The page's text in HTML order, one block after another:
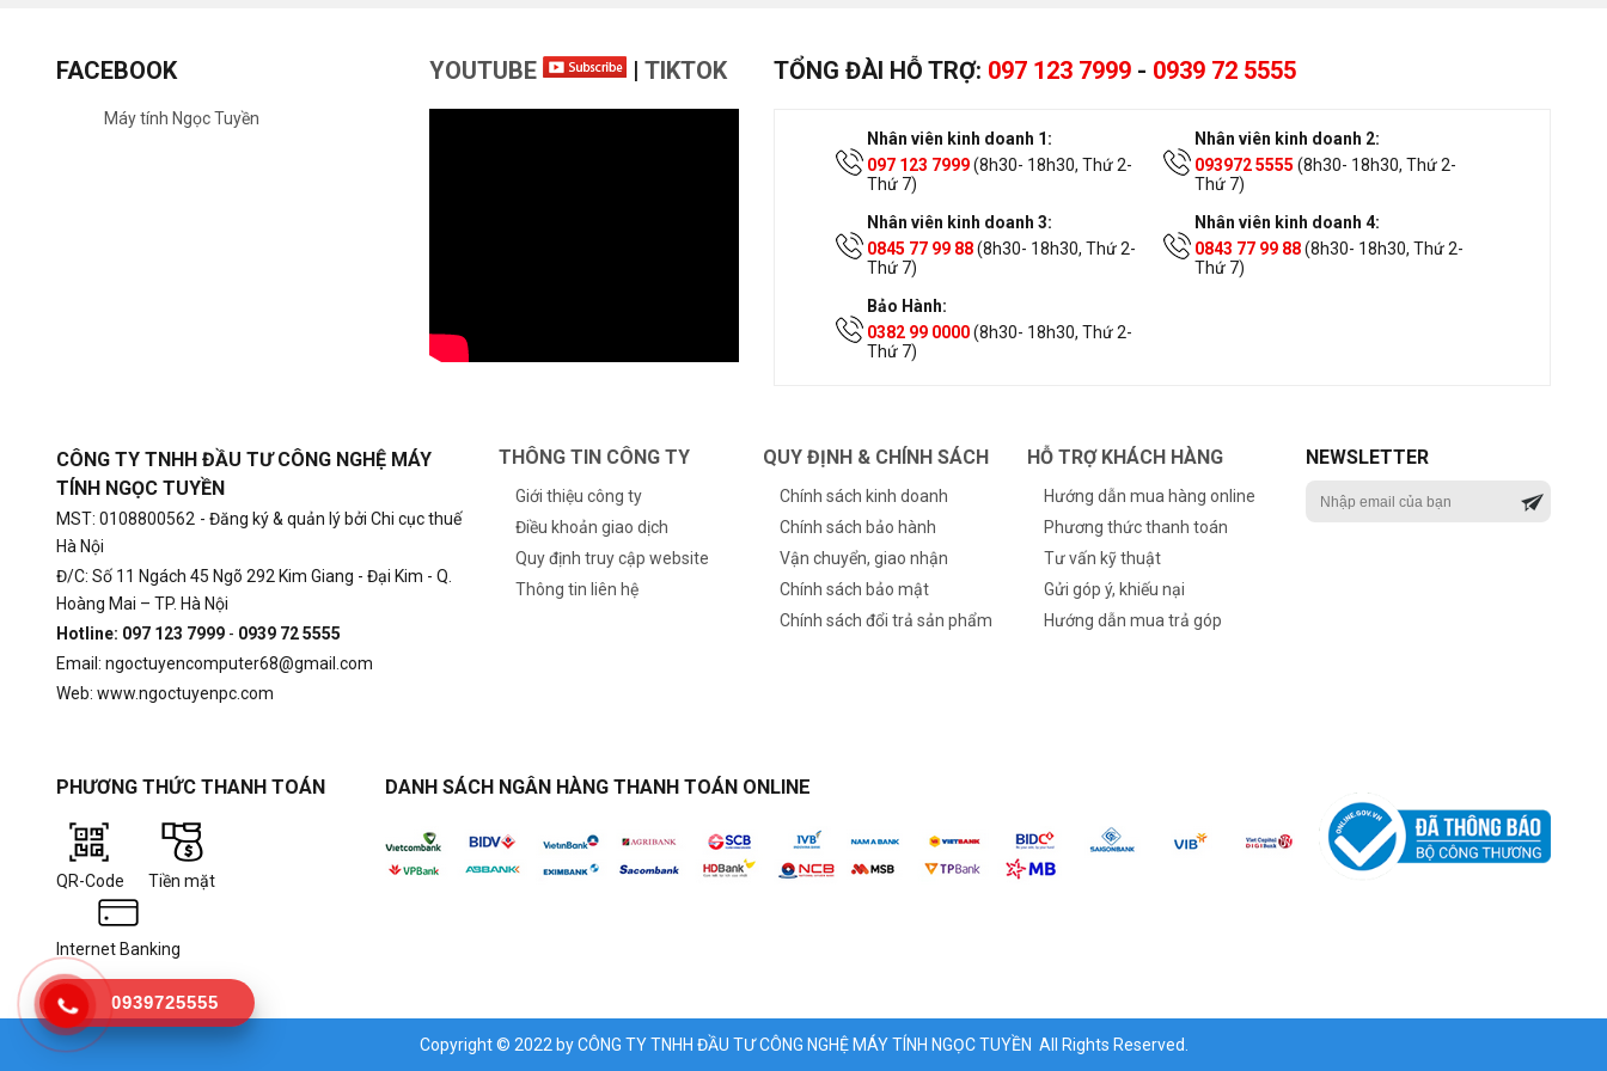
FACEBOOK
Máy tính Ngọc Tuyền
YOUTUBE | TIKTOK TỔNG ĐÀI HỖ TRỢ: 097 123 7999 - 0939 72 5555
Nhân viên kinh doanh 1:
097 123 7999(8h30- 18h30, Thứ 2-
Thứ 7)
Nhân viên kinh doanh 2:
093972 5555 (8h30- 18h30, Thứ 2-
Thứ 7)
Nhân viên kinh doanh 3:
0845 77 99 88(8h30- 18h30, Thứ 2-
Thứ 7)
Nhân viên kinh doanh 4:
0843 77 99 88(8h30- 18h30, Thứ 2-
Thứ 7)
Bảo Hành:
0382 99 0000(8h30- 18h30, Thứ 2-
Thứ 7)
CÔNG TY TNHH ĐẦU TƯ CÔNG NGHỆ MÁY
TÍNH NGỌC TUYỀN
MST: 0108800562 - Đăng ký & quản lý bởi Chi cục thuế
Hà Nội
Đ/C: Số 11 Ngách 45 Ngõ 292 Kim Giang - Đại Kim - Q.
Hoàng Mai – TP. Hà Nội
Hotline: 097 123 7999 - 0939 72 5555
Email: ngoctuyencomputer68@gmail.com
Web: www.ngoctuyenpc.com
THÔNG TIN CÔNG TY
Giới thiệu công ty
Điều khoản giao dịch
Quy định truy cập website
Thông tin liên hệ
QUY ĐỊNH & CHÍNH SÁCH
Chính sách kinh doanh
Chính sách bảo hành
Vận chuyển, giao nhận
Chính sách bảo mật
Chính sách đổi trả sản phẩm
HỖ TRỢ KHÁCH HÀNG
Hướng dẫn mua hàng online
Phương thức thanh toán
Tư vấn kỹ thuật
Gửi góp ý, khiếu nại
Hướng dẫn mua trả góp
NEWSLETTER
PHƯƠNG THỨC THANH TOÁN
QR-Code Tiền mặt
Internet Banking
DANH SÁCH NGÂN HÀNG THANH TOÁN ONLINE
Copyright © 2022 by CÔNG TY TNHH ĐẦU TƯ CÔNG NGHỆ MÁY TÍNH NGỌC TUYỀN All Rights Reserved.
0939725555